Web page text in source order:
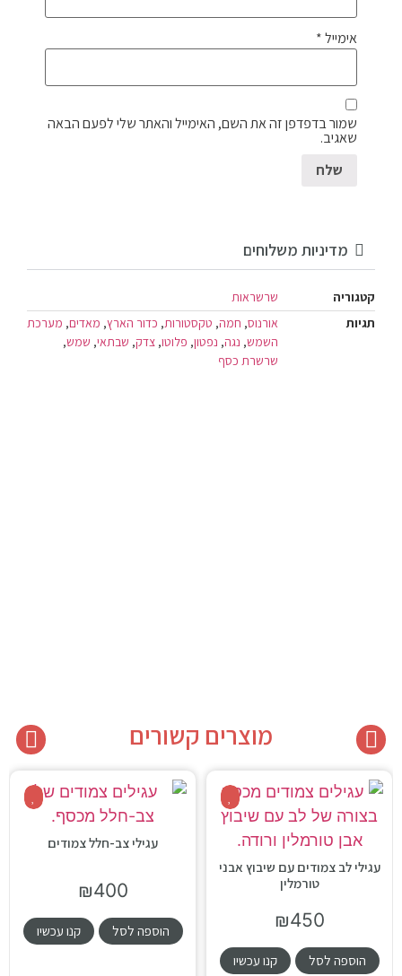
אימייל*
שמור בדפדפן זה את השם, האימייל והאתר שלי לפעם הבאה
שאגיב.
מדיניות משלוחים
קטגוריה
שרשראות
תגיות
אורנוס, חמה, טקסטורות, כדור הארץ, מאדים, מערכת
השמש, נגה, נפטון, פלוטו, צדק, שבתאי, שמש,
שרשרת כסף
מוצרים קשורים
עגילי לב צמודים עם שיבוץ אבני
טורמלין
₪450
הוספה לסל קנו עכשיו
עגילי צב-חלל צמודים
₪400
הוספה לסל קנו עכשיו